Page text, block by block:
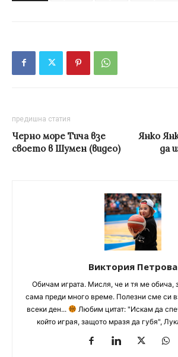
предишна статия
Черно море Тича взе
своето в Шумен (видео)
Янко
да
Виктория Петрова
Обичам играта. Мисля, че и тя ме обича,
сама преди много време. Полезни сме си
всеки ден...
Любим цитат: "Искам да
който играя, защото мразя да губя",